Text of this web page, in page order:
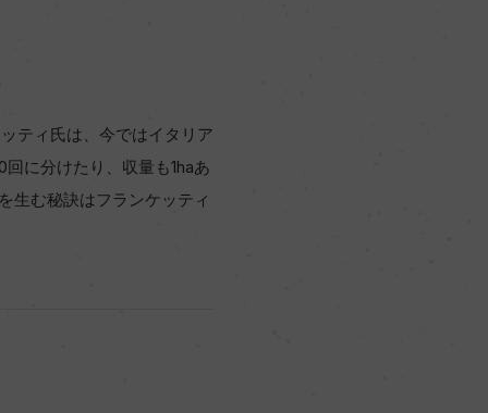
ティ氏は、今ではイタリア
に分けたり、収量も1haあ
生む秘訣はフランケッティ